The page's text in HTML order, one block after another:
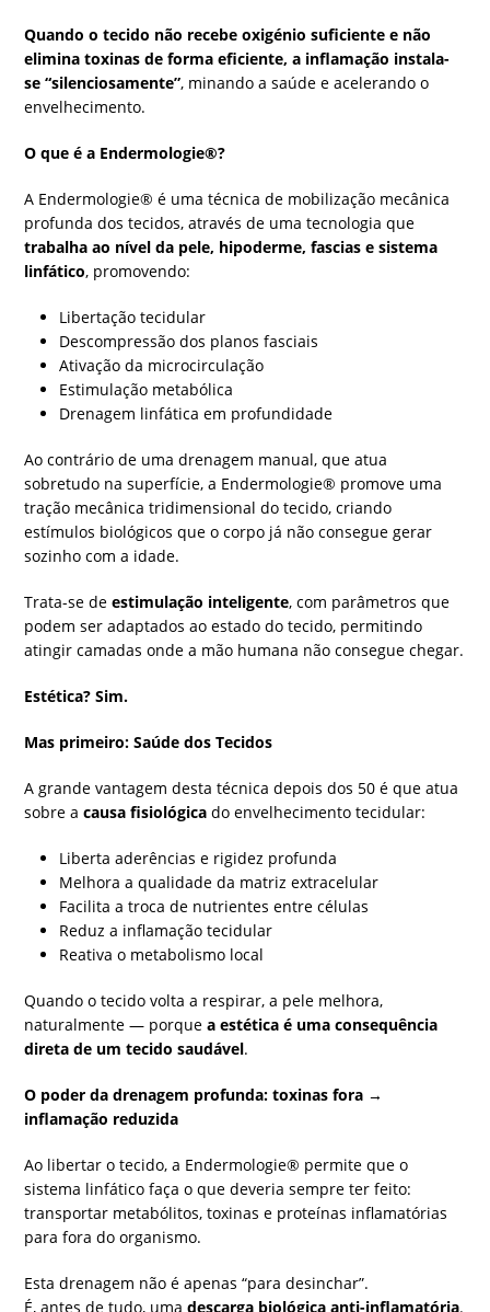
Quando o tecido não recebe oxigénio suficiente e não
elimina toxinas de forma eficiente, a inflamação instala-
se “silenciosamente”, minando a saúde e acelerando o
envelhecimento.
O que é a Endermologie®?
A Endermologie® é uma técnica de mobilização mecânica
profunda dos tecidos, através de uma tecnologia que
trabalha ao nível da pele, hipoderme, fascias e sistema
linfático, promovendo:
Libertação tecidular
Descompressão dos planos fasciais
Ativação da microcirculação
Estimulação metabólica
Drenagem linfática em profundidade
Ao contrário de uma drenagem manual, que atua
sobretudo na superfície, a Endermologie® promove uma
tração mecânica tridimensional do tecido, criando
estímulos biológicos que o corpo já não consegue gerar
sozinho com a idade.
Trata-se deestimulação inteligente, com parâmetros que
podem ser adaptados ao estado do tecido, permitindo
atingir camadas onde a mão humana não consegue chegar.
Estética? Sim.
Mas primeiro: Saúde dos Tecidos
A grande vantagem desta técnica depois dos 50 é que atua
sobre acausa fisiológica do envelhecimento tecidular:
Liberta aderências e rigidez profunda
Melhora a qualidade da matriz extracelular
Facilita a troca de nutrientes entre células
Reduz a inflamação tecidular
Reativa o metabolismo local
Quando o tecido volta a respirar, a pele melhora,
naturalmente — porquea estética é uma consequência
direta de um tecido saudável.
O poder da drenagem profunda: toxinas fora →
inflamação reduzida
Ao libertar o tecido, a Endermologie® permite que o
sistema linfático faça o que deveria sempre ter feito:
transportar metabólitos, toxinas e proteínas inflamatórias
para fora do organismo.
Esta drenagem não é apenas “para desinchar”.
É, antes de tudo, umadescarga biológica anti-inflamatória.